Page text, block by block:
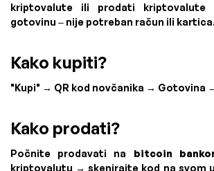
kriptovalute ili prodati kriptovalute
gotovinu – nije potreban račun ili
Kako kupiti?
"Kupi" → QR kod novčanika → Gotovina
Kako prodati?
Počnite prodavati na bitcoin
kriptovalutu → skenirajte kod na svom